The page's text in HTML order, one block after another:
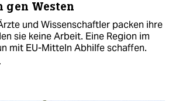
gen Westen
und Wissenschaftler packen ihre
sie keine Arbeit. Eine Region im
mit EU-Mitteln Abhilfe schaffen.